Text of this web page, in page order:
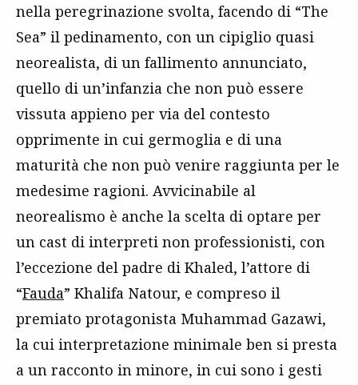
nella peregrinazione svolta, facendo di “The
Sea” il pedinamento, con un cipiglio quasi
neorealista, di un fallimento annunciato,
quello di un’infanzia che non può essere
vissuta appieno per via del contesto
opprimente in cui germoglia e di una
maturità che non può venire raggiunta per le
medesime ragioni. Avvicinabile al
neorealismo è anche la scelta di optare per
un cast di interpreti non professionisti, con
l’eccezione del padre di Khaled, l’attore di
“Fauda” Khalifa Natour, e compreso il
premiato protagonista Muhammad Gazawi,
la cui interpretazione minimale ben si presta
a un racconto in minore, in cui sono i gesti